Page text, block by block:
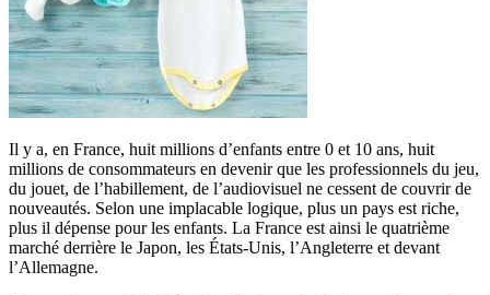
Il y a, en France, huit millions d’enfants entre 0 et 10 ans, huit
millions de consommateurs en devenir que les professionnels du jeu,
du jouet, de l’habillement, de l’audiovisuel ne cessent de couvrir de
nouveautés. Selon une implacable logique, plus un pays est riche,
plus il dépense pour les enfants. La France est ainsi le quatrième
marché derrière le Japon, les États-Unis, l’Angleterre et devant
l’Allemagne.